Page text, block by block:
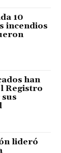
10
incendios
han
Registro
lideró